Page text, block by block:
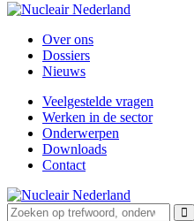
Over ons
Dossiers
Nieuws
Veelgestelde vragen
Werken in de sector
Onderwerpen
Downloads
Contact